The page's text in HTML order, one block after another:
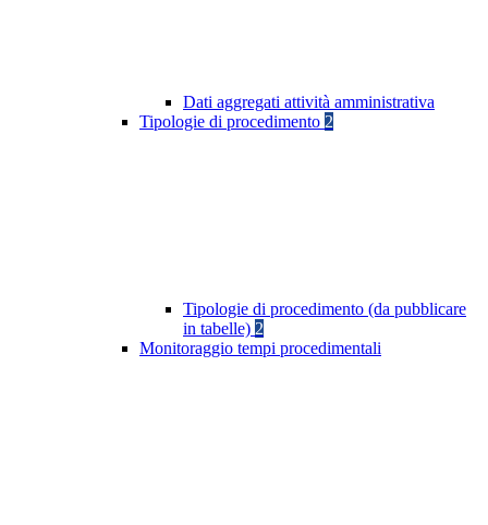
Dati aggregati attività amministrativa
Tipologie di procedimento 2
Tipologie di procedimento (da pubblicare
in tabelle) 2
Monitoraggio tempi procedimentali